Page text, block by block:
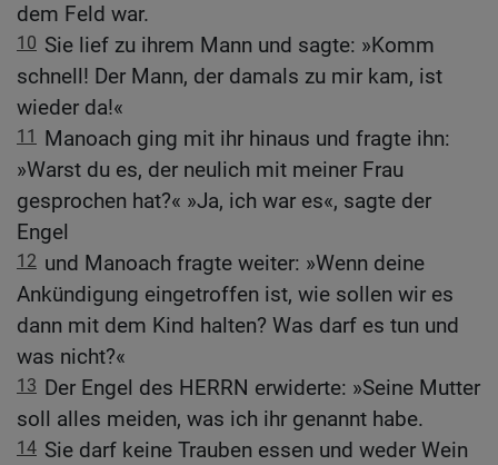
dem Feld war.
10 Sie lief zu ihrem Mann und sagte: »Komm
schnell! Der Mann, der damals zu mir kam, ist
wieder da!«
11
Manoach ging mit ihr hinaus und fragte ihn:
»Warst du es, der neulich mit meiner Frau
gesprochen hat?« »Ja, ich war es«, sagte der
Engel
12 und Manoach fragte weiter: »Wenn deine
Ankündigung eingetroffen ist, wie sollen wir es
dann mit dem Kind halten? Was darf es tun und
was nicht?«
13 Der Engel des HERRN erwiderte: »Seine Mutter
soll alles meiden, was ich ihr genannt habe.
14 Sie darf keine Trauben essen und weder Wein